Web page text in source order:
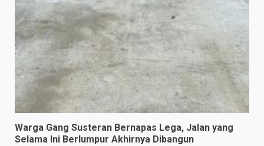
Warga Gang Susteran Bernapas Lega, Jalan yang
Selama Ini Berlumpur Akhirnya Dibangun